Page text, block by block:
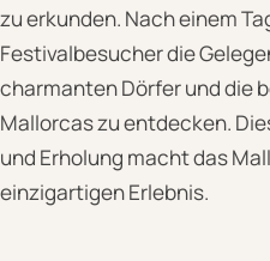
zu erkunden. Nach einem
Festivalbesucher die
charmanten Dörfer und die
Mallorcas zu entdecken.
und Erholung macht das
einzigartigen Erlebnis.